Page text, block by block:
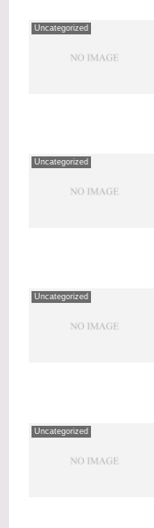
Uncategorized
Uncategorized
Uncategorized
Uncategorized